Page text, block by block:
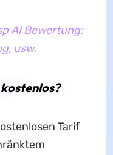
AI Bewertung:
usw.
Tarif